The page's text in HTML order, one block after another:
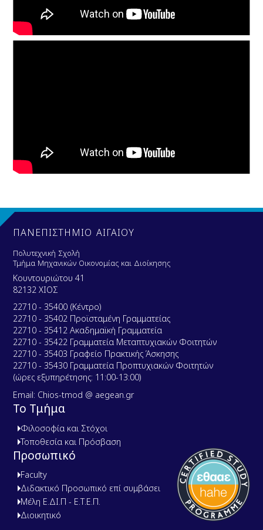
ΠΑΝΕΠΙΣΤΗΜΙΟ ΑΙΓΑΙΟΥ
Πολυτεχνική Σχολή
Τμήμα Μηχανικών Οικονομίας και Διοίκησης
Κουντουριώτου 41
82132 ΧΙΟΣ
22710 - 35400 (Κέντρο)
22710 - 35402 Προϊσταμένη Γραμματείας
22710 - 35412 Ακαδημαϊκή Γραμματεία
22710 - 35422 Γραμματεία Μεταπτυχιακών Φοιτητών
22710 - 35403 Γραφείο Πρακτικής Άσκησης
22710 - 35430 Γραμματεία Προπτυχιακών Φοιτητών
(ώρες εξυπηρέτησης: 11:00-13:00)
Email: Chios-tmod @ aegean.gr
Το Τμήμα
Φιλοσοφία και Στόχοι
Τοποθεσία και Πρόσβαση
Προσωπικό
Faculty
Διδακτικό Προσωπικό επί συμβάσει
Μέλη Ε.ΔΙ.Π - Ε.Τ.Ε.Π.
Διοικητικό